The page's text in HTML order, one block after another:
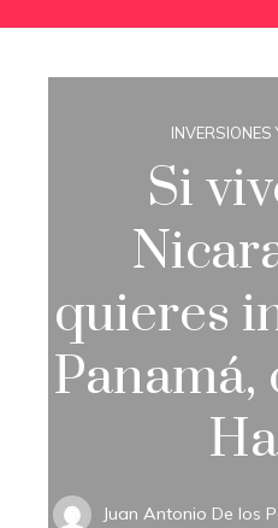
INVERSIONES
Si
quieres
Juan Antonio De los